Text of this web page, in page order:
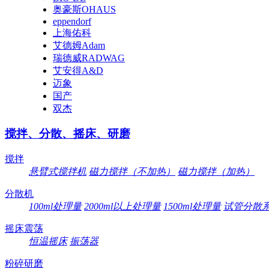
奥豪斯OHAUS
eppendorf
上海佑科
艾德姆Adam
瑞德威RADWAG
艾安得A&D
迈象
国产
双杰
搅拌、分散、摇床、研磨
搅拌
悬臂式搅拌机 磁力搅拌（不加热） 磁力搅拌（加热）
分散机
100ml处理量 2000ml以上处理量 1500ml处理量 试管分散
摇床震荡
恒温摇床 振荡器
粉碎研磨